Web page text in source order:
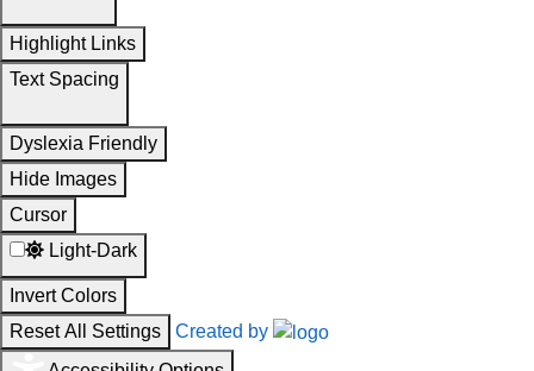
Highlight Links
Text Spacing
Dyslexia Friendly
Hide Images
Cursor
Light-Dark
Invert Colors
Reset All Settings
Created by